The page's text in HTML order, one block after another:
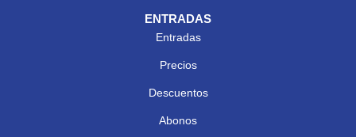
ENTRADAS
Entradas
Precios
Descuentos
Abonos